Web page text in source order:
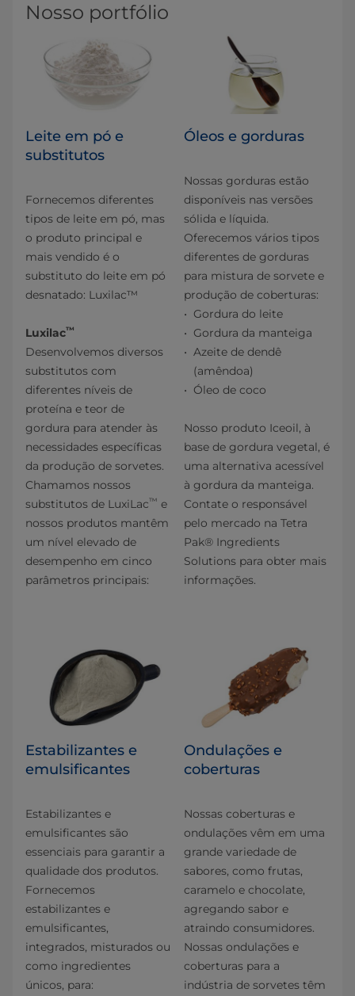
Nosso portfólio
Leite em pó e
substitutos
Fornecemos diferentes
tipos de leite em pó, mas
o produto principal e
mais vendido é o
substituto do leite em pó
desnatado: Luxilac™
Luxilac™
Desenvolvemos diversos
substitutos com
diferentes níveis de
proteína e teor de
gordura para atender às
necessidades específicas
da produção de sorvetes.
Chamamos nossos
substitutos de LuxiLac™ e
nossos produtos mantêm
um nível elevado de
desempenho em cinco
parâmetros principais:
Óleos e gorduras
Nossas gorduras estão
disponíveis nas versões
sólida e líquida.
Oferecemos vários tipos
diferentes de gorduras
para mistura de sorvete e
produção de coberturas:
Gordura do leite
Gordura da manteiga
Azeite de dendê
(amêndoa)
Óleo de coco
Nosso produto Iceoil, à
base de gordura vegetal, é
uma alternativa acessível
à gordura da manteiga.
Contate o responsável
pelo mercado na Tetra
Pak® Ingredients
Solutions para obter mais
informações.
Estabilizantes e
emulsificantes
Estabilizantes e
emulsificantes são
essenciais para garantir a
qualidade dos produtos.
Fornecemos
estabilizantes e
emulsificantes,
integrados, misturados ou
como ingredientes
únicos, para:
Ondulações e
coberturas
Nossas coberturas e
ondulações vêm em uma
grande variedade de
sabores, como frutas,
caramelo e chocolate,
agregando sabor e
atraindo consumidores.
Nossas ondulações e
coberturas para a
indústria de sorvetes têm